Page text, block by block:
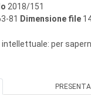
2018/151
81 Dimensione file
intellettuale: per